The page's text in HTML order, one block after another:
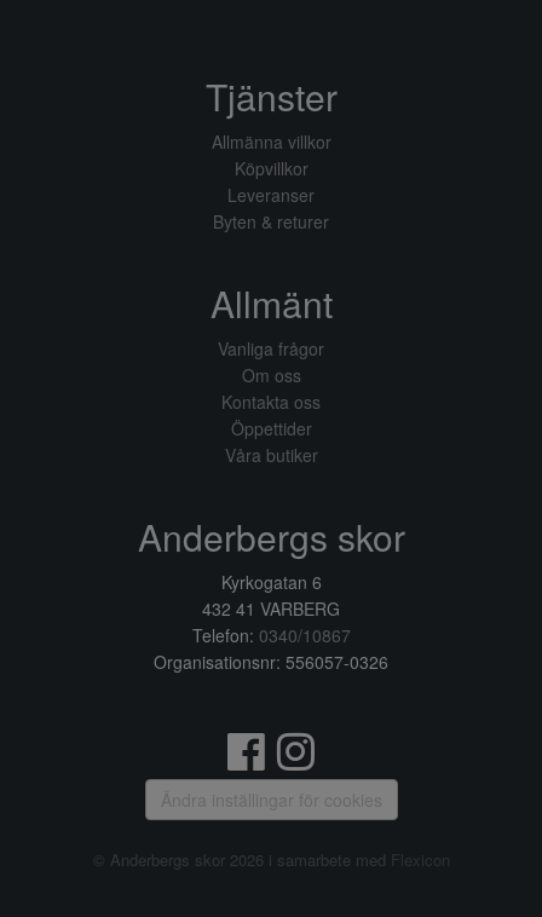
Tjänster
Allmänna villkor
Köpvillkor
Leveranser
Byten & returer
Allmänt
Vanliga frågor
Om oss
Kontakta oss
Öppettider
Våra butiker
Anderbergs skor
Kyrkogatan 6
432 41 VARBERG
Telefon: 0340/10867
Organisationsnr: 556057-0326
Ändra inställingar för cookies
© Anderbergs skor 2026 i samarbete med Flexicon